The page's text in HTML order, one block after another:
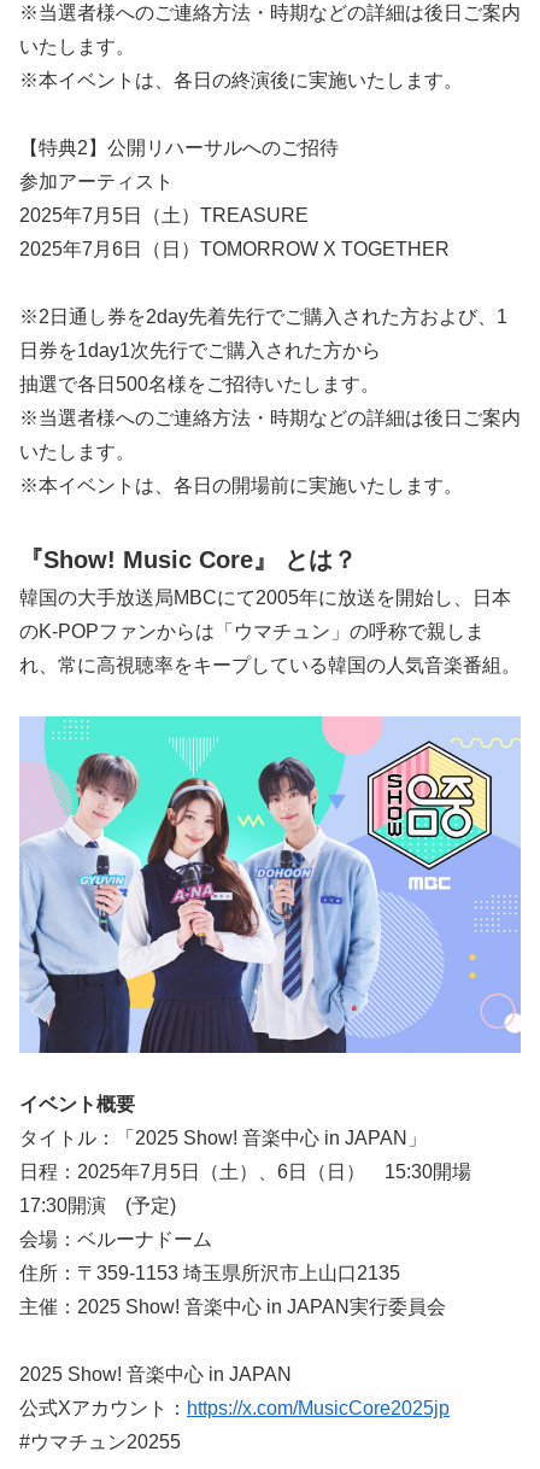
※当選者様へのご連絡方法・時期などの詳細は後日ご案内
いたします。
※本イベントは、各日の終演後に実施いたします。
【特典2】公開リハーサルへのご招待
参加アーティスト
2025年7月5日（土）TREASURE
2025年7月6日（日）TOMORROW X TOGETHER
※2日通し券を2day先着先行でご購入された方および、1
日券を1day1次先行でご購入された方から
抽選で各日500名様をご招待いたします。
※当選者様へのご連絡方法・時期などの詳細は後日ご案内
いたします。
※本イベントは、各日の開場前に実施いたします。
『Show! Music Core』 とは？
韓国の大手放送局MBCにて2005年に放送を開始し、日本
のK-POPファンからは「ウマチュン」の呼称で親しま
れ、常に高視聴率をキープしている韓国の人気音楽番組。
イベント概要
タイトル：「2025 Show! 音楽中心 in JAPAN」
日程：2025年7月5日（土）、6日（日） 15:30開場
17:30開演 (予定)
会場：ベルーナドーム
住所：〒359-1153 埼玉県所沢市上山口2135
主催：2025 Show! 音楽中心 in JAPAN実行委員会
2025 Show! 音楽中心 in JAPAN
公式Xアカウント： https://x.com/MusicCore2025jp
#ウマチュン20255